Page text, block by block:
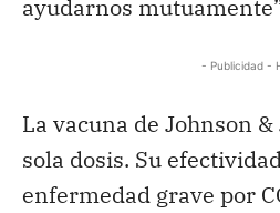
ayudarnos
- Publicidad -
La vacuna de Johnson
sola dosis. Su
enfermedad grave por